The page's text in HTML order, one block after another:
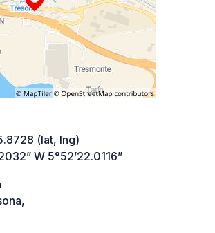
(lat, lng)
W 5°52’22.0116”